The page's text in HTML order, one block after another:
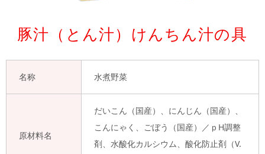
豚汁（とん汁）けんちん汁の具
名称 水煮野菜
原材料名
だいこん（国産）、にんじん（国産）、
こんにゃく、ごぼう（国産）／ｐH調整
剤、水酸化カルシウム、酸化防止剤（V.